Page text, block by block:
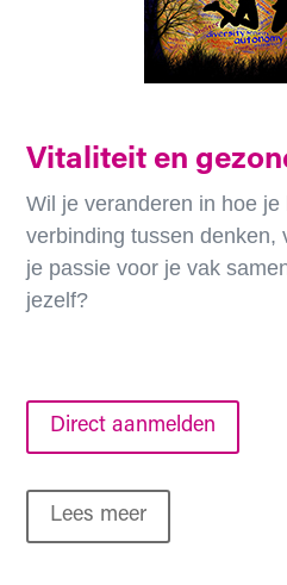
Vitaliteit en
Wil je veranderen in hoe
verbinding tussen denken,
je passie voor je vak
jezelf?
Direct aanmelden
Lees meer